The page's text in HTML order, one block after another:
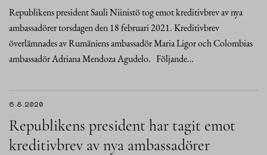
Republikens president Sauli Niinistö tog emot kreditivbrev av nya
ambassadörer torsdagen den 18 februari 2021. Kreditivbrev
överlämnades av Rumäniens ambassadör Maria Ligor och Colombias
ambassadör Adriana Mendoza Agudelo. Följande…
6.8.2020
Republikens president har tagit emot
kreditivbrev av nya ambassadörer